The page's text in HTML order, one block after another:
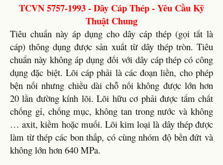
TCVN 5757-1993 - Dây Cáp Thép - Yêu Cầu Kỹ
Thuật Chung
Tiêu chuẩn này áp dụng cho dây cáp thép (gọi tắt là
cáp) thông dụng được sản xuất từ dây thép tròn. Tiêu
chuẩn này không áp dụng đối với dây cáp thép có công
dụng đặc biệt. Lõi cáp phải là các đoạn liền, cho phép
bện nối nhưng chiều dài chỗ nối không được lớn hơn
20 lần đường kính lõi. Lõi hữu cơ phải được tẩm chất
chống gỉ, chống mục, không tan trong nước và không
… axit, kiềm hoặc muối. Lõi kim loại là dây thép được
làm từ thép các bon thấp, có cùng nhóm độ bền đứt và
không lớn hơn 640 MPa.